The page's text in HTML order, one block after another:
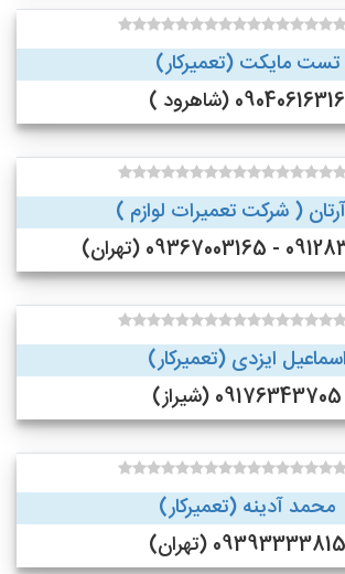
تست مایکت (تعمیرکار)
09040616316 (شاهرود )
( شرکت تعمیرات لوازم )
(تهران)
اسماعیل ایزدی (تعمیرکار)
09176343705 (شیراز)
محمد آدینه (تعمیرکار)
09393333815 (تهران)